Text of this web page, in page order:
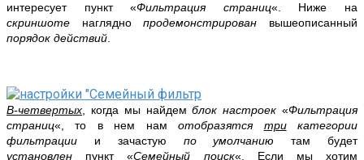
интересует пункт «Фильтрация страниц«. Ниже на
скриншоте нагляднопродемонстрирован вышеописанный
порядок действий.
В-четвертых, когда мы найдемблок настроек «Фильтрация
страниц«, то в нем намотобразятся трикатегории
фильтрации и зачастую по умолчанию там будет
установлен пункт «Семейный поиск«. Если мы хотим